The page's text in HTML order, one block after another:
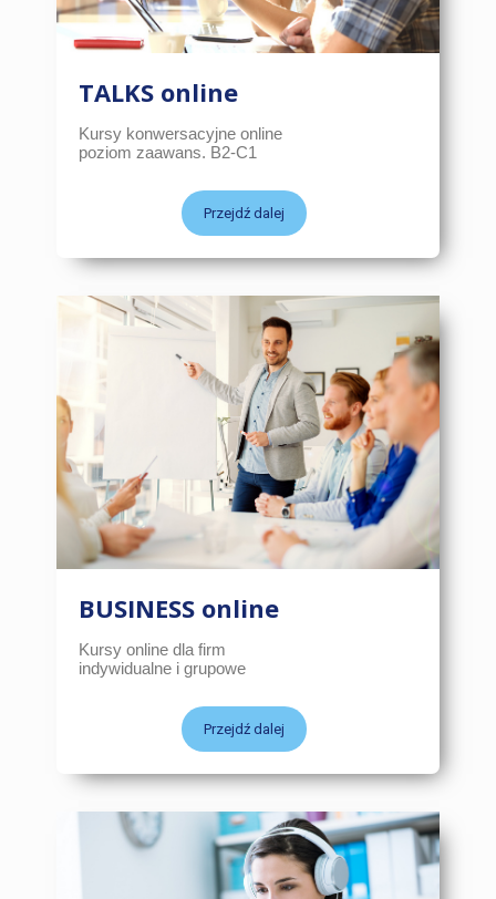
TALKS online
Kursy konwersacyjne online
poziom zaawans. B2-C1
Przejdź dalej
BUSINESS online
Kursy online dla firm
indywidualne i grupowe
Przejdź dalej